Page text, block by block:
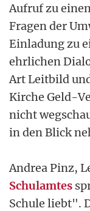
Aufruf zu
Fragen der
Einladung zu
ehrlichen
Art Leitbild
Kirche Geld-
nicht
in den Blick
Andrea Pinz,
Schulamtes
Schule liebt".